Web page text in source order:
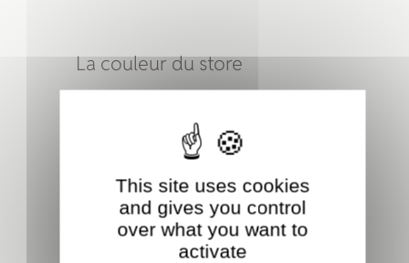
La couleur du store
proposé de choisir parmi 90 couleurs
standard ou toute autre couleur à la
demande. Il est possible d’opter pour un store
bicolore, par exemple avec des bras assortis à
la couleur de la toile.
Armature STORE
Le nuancier 90 couleurs
This site uses cookies
and gives you control
over what you want to
activate